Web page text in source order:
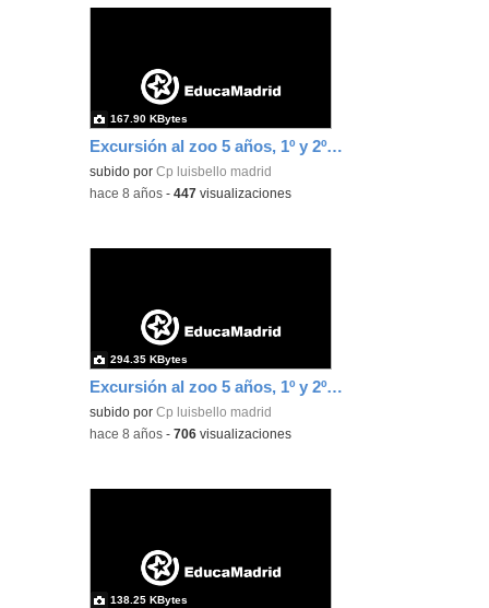
Excursión al zoo 5 años, 1º y 2º Luis Bello 33
subido porCp luisbello madrid
167.90 KBytes
-hace 8 años -447 visualizaciones
Excursión al zoo 5 años, 1º y 2º Luis Bello 34
subido porCp luisbello madrid
294.35 KBytes
-hace 8 años -706 visualizaciones
138.25 KBytes